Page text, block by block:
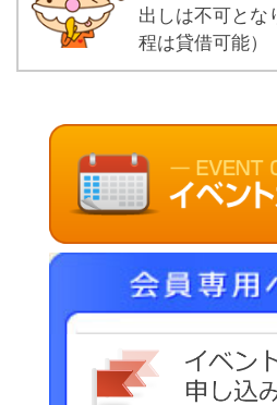
出しは不可とな
程は貸借可能）